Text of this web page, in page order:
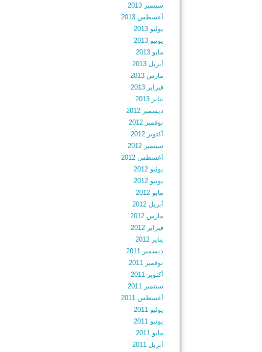
سبتمبر 2013
أغسطس 2013
يوليو 2013
يونيو 2013
مايو 2013
أبريل 2013
مارس 2013
فبراير 2013
يناير 2013
ديسمبر 2012
نوفمبر 2012
أكتوبر 2012
سبتمبر 2012
أغسطس 2012
يوليو 2012
يونيو 2012
مايو 2012
أبريل 2012
مارس 2012
فبراير 2012
يناير 2012
ديسمبر 2011
نوفمبر 2011
أكتوبر 2011
سبتمبر 2011
أغسطس 2011
يوليو 2011
يونيو 2011
مايو 2011
أبريل 2011